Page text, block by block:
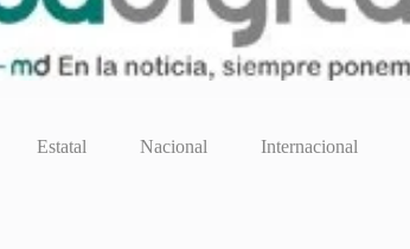
Estatal Nacional Internacional